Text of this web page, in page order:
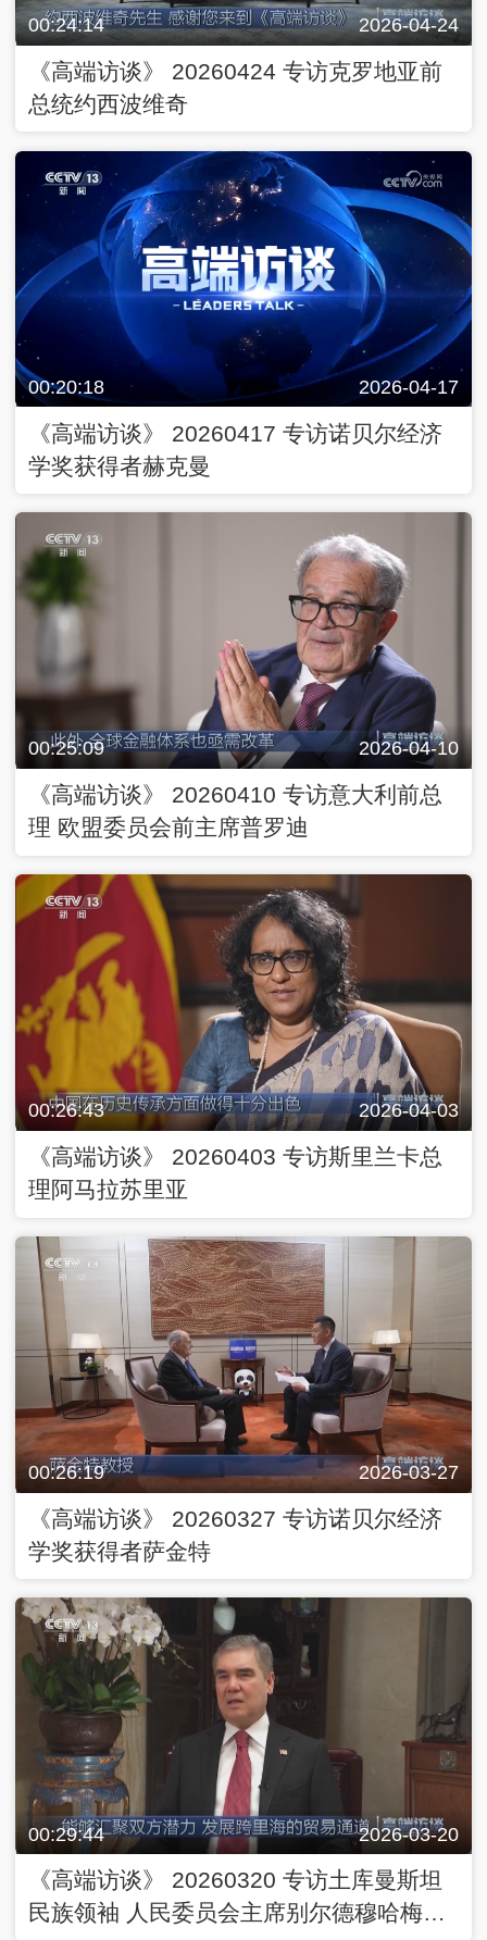
00:24:14 2026-04-24
《高端访谈》 20260424 专访克罗地亚前
总统约西波维奇
00:20:18 2026-04-17
《高端访谈》 20260417 专访诺贝尔经济
学奖获得者赫克曼
00:25:09 2026-04-10
《高端访谈》 20260410 专访意大利前总
理 欧盟委员会前主席普罗迪
00:26:43 2026-04-03
《高端访谈》 20260403 专访斯里兰卡总
理阿马拉苏里亚
00:26:19 2026-03-27
《高端访谈》 20260327 专访诺贝尔经济
学奖获得者萨金特
00:29:44 2026-03-20
《高端访谈》 20260320 专访土库曼斯坦
民族领袖 人民委员会主席别尔德穆哈梅多